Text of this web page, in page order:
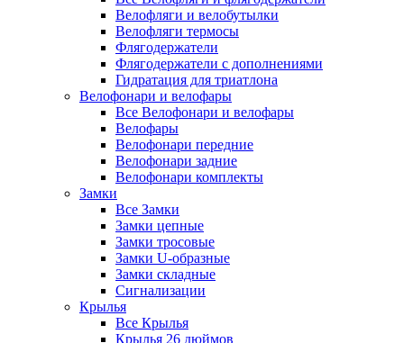
Велофляги и велобутылки
Велофляги термосы
Флягодержатели
Флягодержатели с дополнениями
Гидратация для триатлона
Велофонари и велофары
Все Велофонари и велофары
Велофары
Велофонари передние
Велофонари задние
Велофонари комплекты
Замки
Все Замки
Замки цепные
Замки тросовые
Замки U-образные
Замки складные
Сигнализации
Крылья
Все Крылья
Крылья 26 дюймов